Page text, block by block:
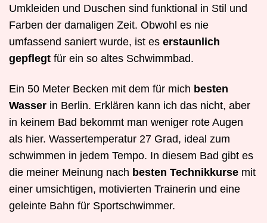
Umkleiden und Duschen sind funktional in Stil und
Farben der damaligen Zeit. Obwohl es nie
umfassend saniert wurde, ist es erstaunlich
gepflegt für ein so altes Schwimmbad.
Ein 50 Meter Becken mit dem für mich besten
Wasser in Berlin. Erklären kann ich das nicht, aber
in keinem Bad bekommt man weniger rote Augen
als hier. Wassertemperatur 27 Grad, ideal zum
schwimmen in jedem Tempo. In diesem Bad gibt es
die meiner Meinung nach besten Technikkurse mit
einer umsichtigen, motivierten Trainerin und eine
geleinte Bahn für Sportschwimmer.